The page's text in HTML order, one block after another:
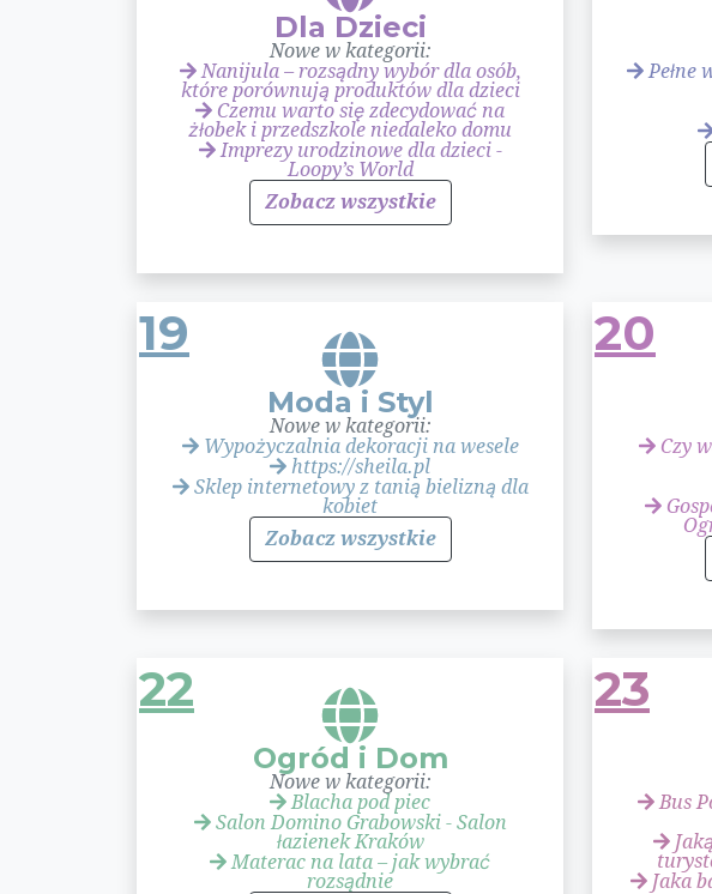
Dla Dzieci
Nowe w kategorii:
Nanijula – rozsądny wybór dla osób,
które porównują produktów dla dzieci
Czemu warto się zdecydować na
żłobek i przedszkole niedaleko domu
Imprezy urodzinowe dla dzieci -
Loopy’s World
Zobacz wszystkie
Pełne
19
Moda i Styl
Nowe w kategorii:
Wypożyczalnia dekoracji na wesele
https://sheila.pl
Sklep internetowy z tanią bielizną dla
kobiet
Zobacz wszystkie
20
Czy
22
Ogród i Dom
Nowe w kategorii:
Blacha pod piec
Salon Domino Grabowski - Salon
łazienek Kraków
Materac na lata – jak wybrać
rozsądnie
23
Bus
Jaka